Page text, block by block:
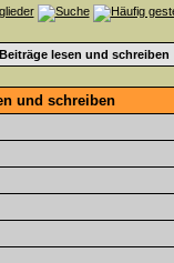
lesen und schreiben
und schreiben